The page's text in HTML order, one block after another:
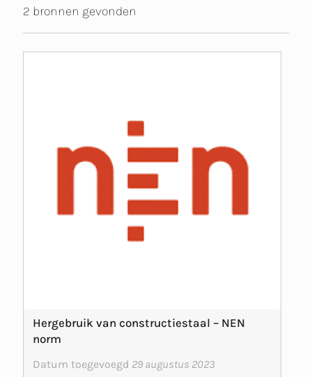
2 bronnen gevonden
Hergebruik van constructiestaal – NEN
norm
Datum toegevoegd 29 augustus 2023